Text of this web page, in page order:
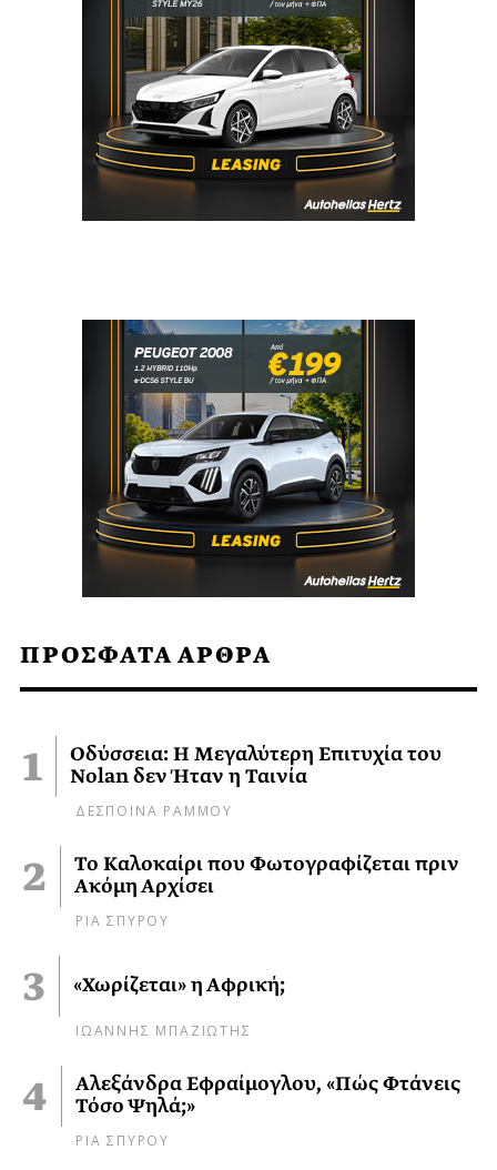
ΠΡΟΣΦΑΤΑ ΑΡΘΡΑ
Οδύσσεια: Η Μεγαλύτερη Επιτυχία του
Nolan δεν Ήταν η Ταινία
ΔΕΣΠΟΙΝΑ ΡΑΜΜΟΥ
Το Καλοκαίρι που Φωτογραφίζεται πριν
Ακόμη Αρχίσει
ΡΙΑ ΣΠΥΡΟΥ
«Χωρίζεται» η Αφρική;
ΙΩΑΝΝΗΣ ΜΠΑΖΙΩΤΗΣ
Αλεξάνδρα Εφραίμογλου, «Πώς Φτάνεις
Τόσο Ψηλά;»
ΡΙΑ ΣΠΥΡΟΥ